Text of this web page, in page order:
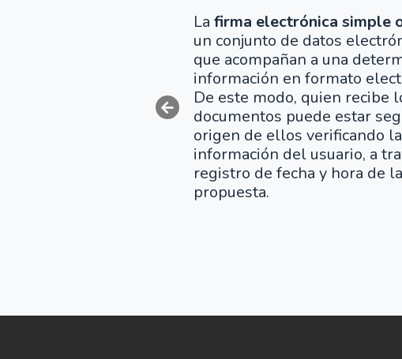
La firma electrónica simple
un conjunto de datos
que acompañan a una
información en formato
De este modo, quien recibe
documentos puede estar
origen de ellos verificando la
información del usuario, a
registro de fecha y hora de
propuesta.